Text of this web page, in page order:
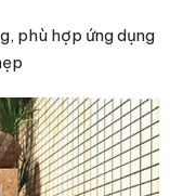
phù hợp ứng dụng